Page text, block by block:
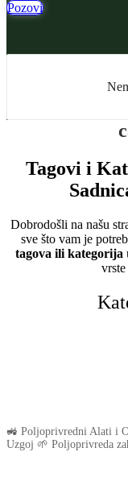
Pozovi
Tagovi i
Dobrodošli na našu
sve što vam je
tagova ili kategorija
🚜 Poljoprivredni Alati i
Uzgoj 🌱 Poljoprivreda